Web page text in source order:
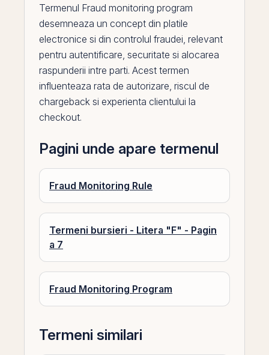
Termenul Fraud monitoring program
desemneaza un concept din platile
electronice si din controlul fraudei, relevant
pentru autentificare, securitate si alocarea
raspunderii intre parti. Acest termen
influenteaza rata de autorizare, riscul de
chargeback si experienta clientului la
checkout.
Pagini unde apare termenul
Fraud Monitoring Rule
Termeni bursieri - Litera "F" - Pagin
a 7
Fraud Monitoring Program
Termeni similari